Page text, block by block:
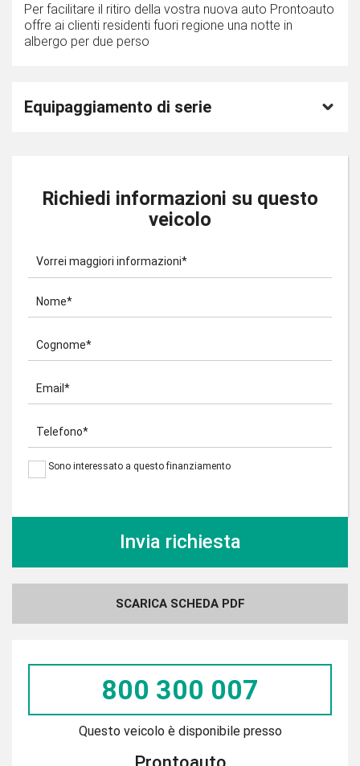
Per facilitare il ritiro della vostra nuova auto Prontoauto
offre ai clienti residenti fuori regione una notte in
albergo per due perso
Equipaggiamento di serie
Richiedi informazioni su questo
veicolo
Vorrei maggiori informazioni*
Nome*
Cognome*
Email*
Telefono*
Sono interessato a questo finanziamento
SCARICA SCHEDA PDF
800 300 007
Questo veicolo è disponibile presso